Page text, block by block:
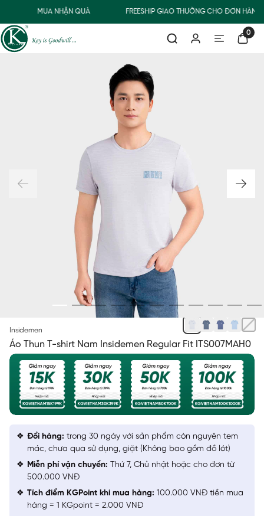
MUA NHẬN QUÀ FREESHIP GIAO THƯỜNG CHO ĐƠN
0
Insidemen
Áo Thun T-shirt Nam Insidemen Regular Fit ITS007MAH0
XÁM 1 JACQUARD HỌA TIẾT
Đổi hàng: trong 30 ngày với sản phẩm còn nguyên tem
mác, chưa qua sử dụng, giặt (Không bao gồm đồ lót)
Miễn phí vận chuyển: Thứ 7, Chủ nhật hoặc cho đơn từ
500.000 VNĐ
Tích điểm KGPoint khi mua hàng: 100.000 VNĐ tiền mua
hàng = 1 KGpoint = 2.000 VNĐ